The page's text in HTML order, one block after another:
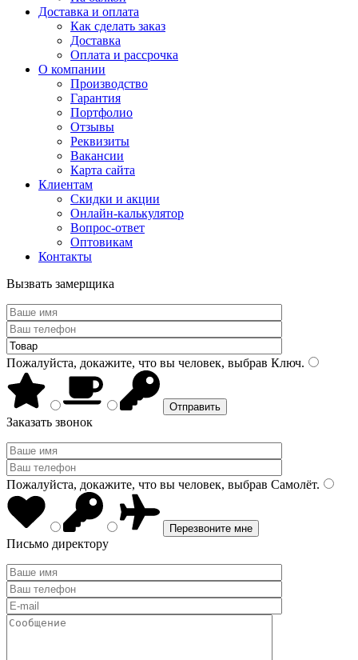
Доставка и оплата
Как сделать заказ
Доставка
Оплата и рассрочка
О компании
Производство
Гарантия
Портфолио
Отзывы
Реквизиты
Вакансии
Карта сайта
Клиентам
Скидки и акции
Онлайн-калькулятор
Вопрос-ответ
Оптовикам
Контакты
Вызвать замерщика
Пожалуйста, докажите, что вы человек, выбрав Ключ.
Заказать звонок
Пожалуйста, докажите, что вы человек, выбрав Самолёт.
Письмо директору